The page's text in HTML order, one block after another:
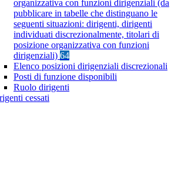
organizzativa con funzioni dirigenziali (da
pubblicare in tabelle che distinguano le
seguenti situazioni: dirigenti, dirigenti
individuati discrezionalmente, titolari di
posizione organizzativa con funzioni
dirigenziali) 64
Elenco posizioni dirigenziali discrezionali
Posti di funzione disponibili
Ruolo dirigenti
cessati